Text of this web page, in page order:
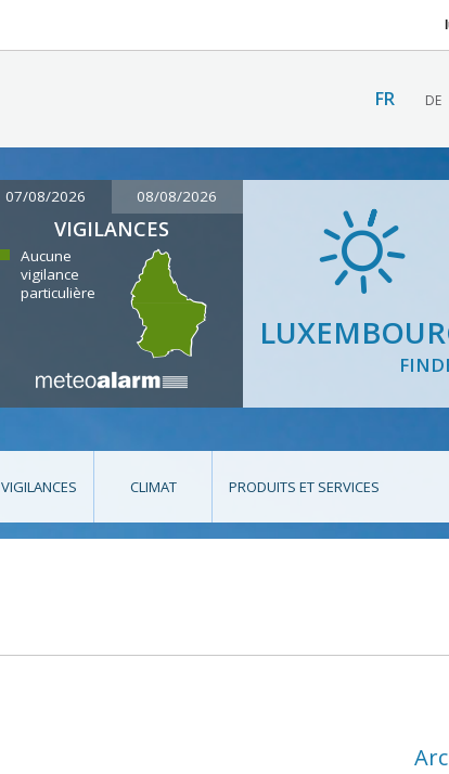
FR DE
07/08/2026 08/08/2026
VIGILANCES
Aucune
vigilance
particulière
VIGILANCES CLIMAT PRODUITS ET SERVICES